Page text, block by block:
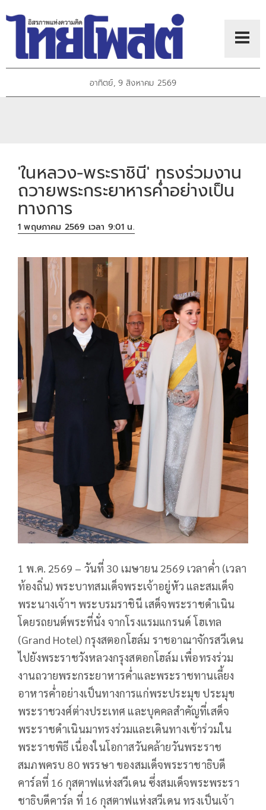
อาทิตย์, 9 สิงหาคม 2569
'ในหลวง-พระราชินี' ทรงร่วมงาน
ถวายพระกระยาหารค่ำอย่างเป็น
ทางการ
1 พฤษภาคม 2569 เวลา 9:01 น.
1 พ.ค. 2569 – วันที่ 30 เมษายน 2569 เวลาค่ำ (เวลา
ท้องถิ่น) พระบาทสมเด็จพระเจ้าอยู่หัว และสมเด็จ
พระนางเจ้าฯ พระบรมราชินี เสด็จพระราชดำเนิน
โดยรถยนต์พระที่นั่ง จากโรงแรมแกรนด์ โฮเทล
(Grand Hotel) กรุงสตอกโฮล์ม ราชอาณาจักรสวีเดน
ไปยังพระราชวังหลวงกรุงสตอกโฮล์ม เพื่อทรงร่วม
งานถวายพระกระยาหารค่ำและพระราชทานเลี้ยง
อาหารค่ำอย่างเป็นทางการแก่พระประมุข ประมุข
พระราชวงศ์ต่างประเทศ และบุคคลสำคัญที่เสด็จ
พระราชดำเนินมาทรงร่วมและเดินทางเข้าร่วมใน
พระราชพิธี เนื่องในโอกาสวันคล้ายวันพระราช
สมภพครบ 80 พรรษา ของสมเด็จพระราชาธิบดี
คาร์ลที่ 16 กุสตาฟแห่งสวีเดน ซึ่งสมเด็จพระพระรา
ชาธิบดีคาร์ล ที่ 16 กุสตาฟแห่งสวีเดน ทรงเป็นเจ้า